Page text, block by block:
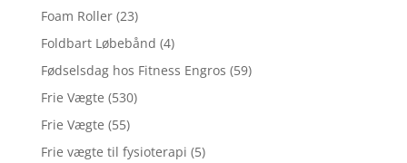
Foam Roller (23)
Foldbart Løbebånd (4)
Fødselsdag hos Fitness Engros (59)
Frie Vægte (530)
Frie Vægte (55)
Frie vægte til fysioterapi (5)